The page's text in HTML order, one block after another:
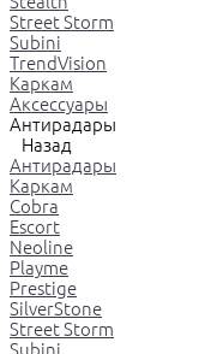
Street Storm
Subini
TrendVision
Каркам
Аксессуары
Антирадары
Назад
Антирадары
Каркам
Cobra
Escort
Neoline
Playme
Prestige
SilverStone
Street Storm
Subini